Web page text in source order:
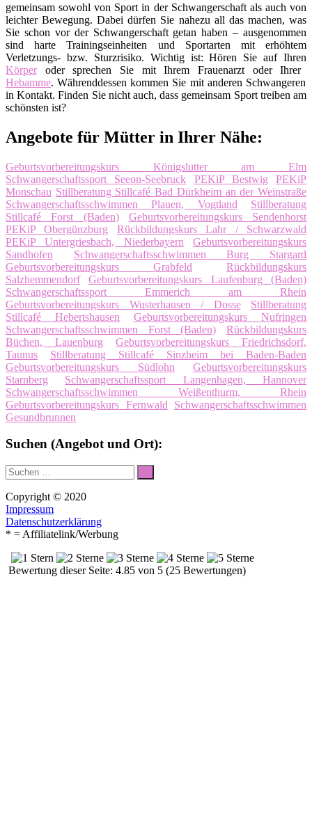
gemeinsam sowohl von Sport in der Schwangerschaft als auch von
leichter Bewegung. Dabei dürfen Sie nahezu all das machen, was
Sie schon vor der Schwangerschaft getan haben – ausgenommen
sind harte Trainingseinheiten und Sportarten mit erhöhtem
Verletzungs- bzw. Sturzrisiko. Wichtig ist: Hören Sie auf Ihren
Körperoder sprechen Sie mit Ihrem Frauenarzt oder Ihrer
Hebamme. Währenddessen kommen Sie mit anderen Schwangeren
in Kontakt. Finden Sie nicht auch, dass gemeinsam Sport treiben am
schönsten ist?
Angebote für Mütter in Ihrer Nähe:
Geburtsvorbereitungskurs Königslutter am Elm
Schwangerschaftssport Seeon-Seebruck
PEKiP Bestwig
PEKiP
Monschau Stillberatung Stillcafé Bad Dürkheim an der Weinstraße
Schwangerschaftsschwimmen Plauen, Vogtland
Stillberatung
Stillcafé Forst (Baden)
Geburtsvorbereitungskurs Sendenhorst
PEKiP Obergünzburg
Rückbildungskurs Lahr / Schwarzwald
PEKiP Untergriesbach, Niederbayern
Geburtsvorbereitungskurs
Sandhofen
Schwangerschaftsschwimmen Burg Stargard
Geburtsvorbereitungskurs Grabfeld
Rückbildungskurs
Salzhemmendorf
Geburtsvorbereitungskurs Laufenburg (Baden)
Schwangerschaftssport Emmerich am Rhein
Geburtsvorbereitungskurs Wusterhausen / Dosse
Stillberatung
Stillcafé Hebertshausen
Geburtsvorbereitungskurs Nufringen
Schwangerschaftsschwimmen Forst (Baden)
Rückbildungskurs
Büchen, Lauenburg
Geburtsvorbereitungskurs Friedrichsdorf,
Taunus
Stillberatung Stillcafé Sinzheim bei Baden-Baden
Geburtsvorbereitungskurs Südlohn
Geburtsvorbereitungskurs
Starnberg
Schwangerschaftssport Langenhagen, Hannover
Schwangerschaftsschwimmen Weißenthurm, Rhein
Geburtsvorbereitungskurs Fernwald
Schwangerschaftsschwimmen
Gesundbrunnen
Suchen (Angebot und Ort):
Suche
nach:
Suchen
Copyright © 2020
Impressum
Datenschutzerklärung
* = Affiliatelink/Werbung
Bewertung dieser Seite: 4.85 von 5 (25 Bewertungen)